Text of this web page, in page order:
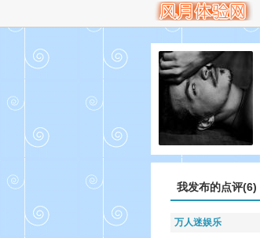
我发布的点评(6)
万人迷娱乐